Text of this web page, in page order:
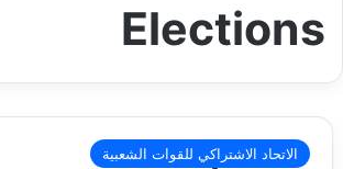
Elections
الاتحاد الاشتراكي للقوات الشعبية